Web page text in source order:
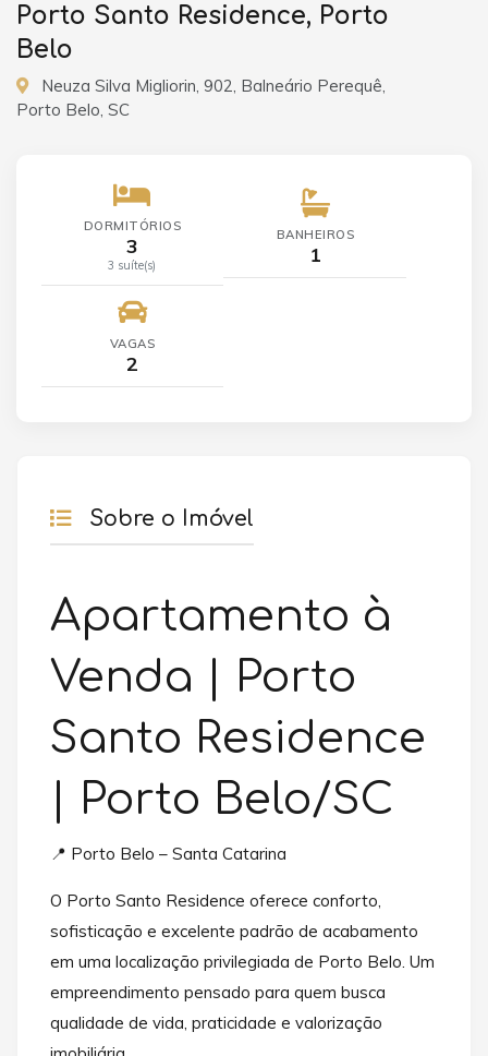
Porto Santo Residence, Porto
Belo
Neuza Silva Migliorin, 902, Balneário Perequê,
Porto Belo, SC
DORMITÓRIOS
3
3 suíte(s)
BANHEIROS
1
VAGAS
2
Sobre o Imóvel
Apartamento à
Venda | Porto
Santo Residence
| Porto Belo/SC
📍 Porto Belo – Santa Catarina
O Porto Santo Residence oferece conforto,
sofisticação e excelente padrão de acabamento
em uma localização privilegiada de Porto Belo. Um
empreendimento pensado para quem busca
qualidade de vida, praticidade e valorização